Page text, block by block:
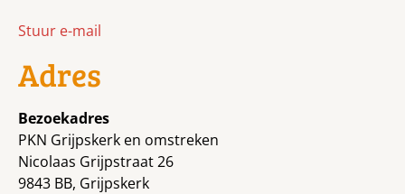
Stuur e-mail
Adres
Bezoekadres
PKN Grijpskerk en omstreken
Nicolaas Grijpstraat 26
9843 BB, Grijpskerk